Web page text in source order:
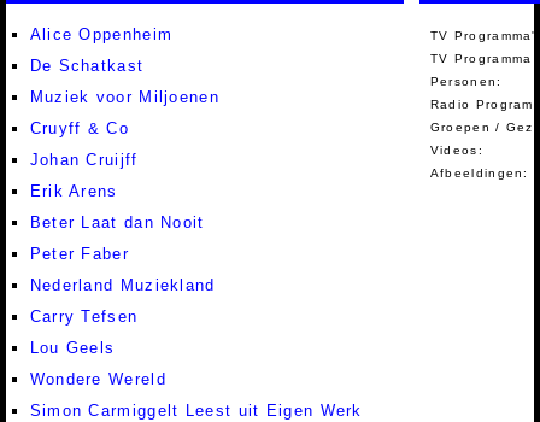
Alice Oppenheim
De Schatkast
Muziek voor Miljoenen
Cruyff & Co
Johan Cruijff
Erik Arens
Beter Laat dan Nooit
Peter Faber
Nederland Muziekland
Carry Tefsen
Lou Geels
Wondere Wereld
Simon Carmiggelt Leest uit Eigen Werk
TV
TV Programma
Personen:
Radio
Groepen /
Videos:
Afbeeldingen: